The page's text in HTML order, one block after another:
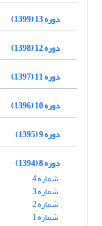
دوره 13 (1399)
دوره 12 (1398)
دوره 11 (1397)
دوره 10 (1396)
دوره 9 (1395)
دوره 8 (1394)
شماره 4
شماره 3
شماره 2
شماره 1